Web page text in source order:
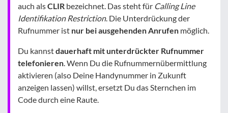
auch alsCLIR bezeichnet. Das steht für Calling Line
Identifikation Restriction. Die Unterdrückung der
Rufnummer ist nur bei ausgehenden Anrufen möglich.
Du kannstdauerhaft mit unterdrückter Rufnummer
telefonieren . Wenn Du die Rufnummernübermittlung
aktivieren (also Deine Handynummer in Zukunft
anzeigen lassen) willst, ersetzt Du das Sternchen im
Code durch eine Raute.